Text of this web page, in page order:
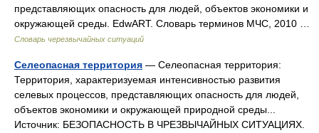
представляющих опасность для людей, объектов экономики и
окружающей среды. EdwART. Словарь терминов МЧС, 2010 …
Словарь черезвычайных ситуаций
Селеопасная территория — Селеопасная территория:
Территория, характеризуемая интенсивностью развития
селевых процессов, представляющих опасность для людей,
объектов экономики и окружающей природной среды...
Источник: БЕЗОПАСНОСТЬ В ЧРЕЗВЫЧАЙНЫХ СИТУАЦИЯХ.